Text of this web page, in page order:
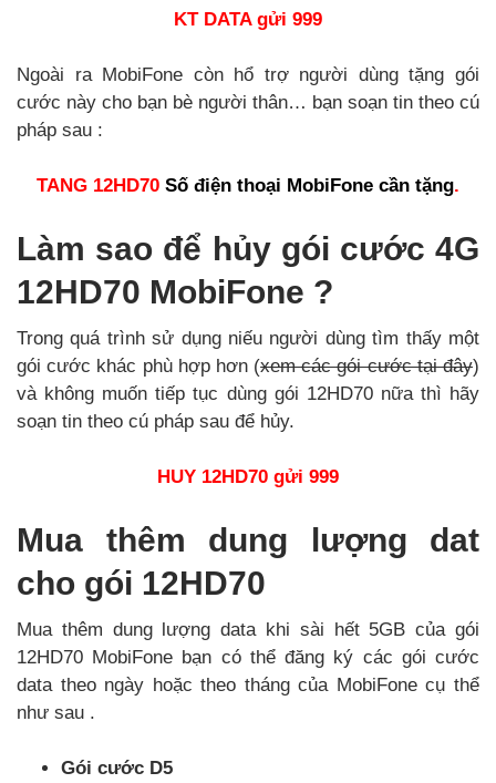
KT DATA gửi 999
Ngoài ra MobiFone còn hổ trợ người dùng tặng gói
cước này cho bạn bè người thân… bạn soạn tin theo cú
pháp sau :
TANG 12HD70 Số điện thoại MobiFone cần tặng.
Làm sao để hủy gói cước 4G
12HD70 MobiFone ?
Trong quá trình sử dụng niếu người dùng tìm thấy một
gói cước khác phù hợp hơn (xem các gói cước tại đây)
và không muốn tiếp tục dùng gói 12HD70 nữa thì hãy
soạn tin theo cú pháp sau để hủy.
HUY 12HD70 gửi 999
Mua thêm dung lượng dat
cho gói 12HD70
Mua thêm dung lượng data khi sài hết 5GB của gói
12HD70 MobiFone bạn có thể đăng ký các gói cước
data theo ngày hoặc theo tháng của MobiFone cụ thể
như sau .
Gói cước D5